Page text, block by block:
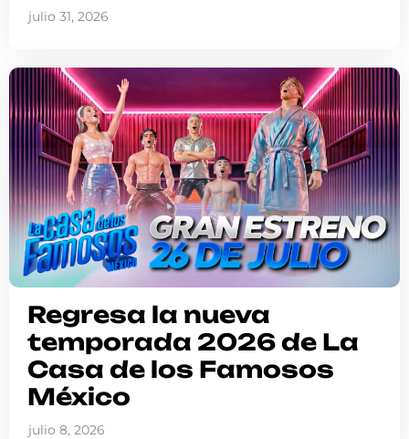
julio 31, 2026
Regresa la nueva
temporada 2026 de La
Casa de los Famosos
México
julio 8, 2026